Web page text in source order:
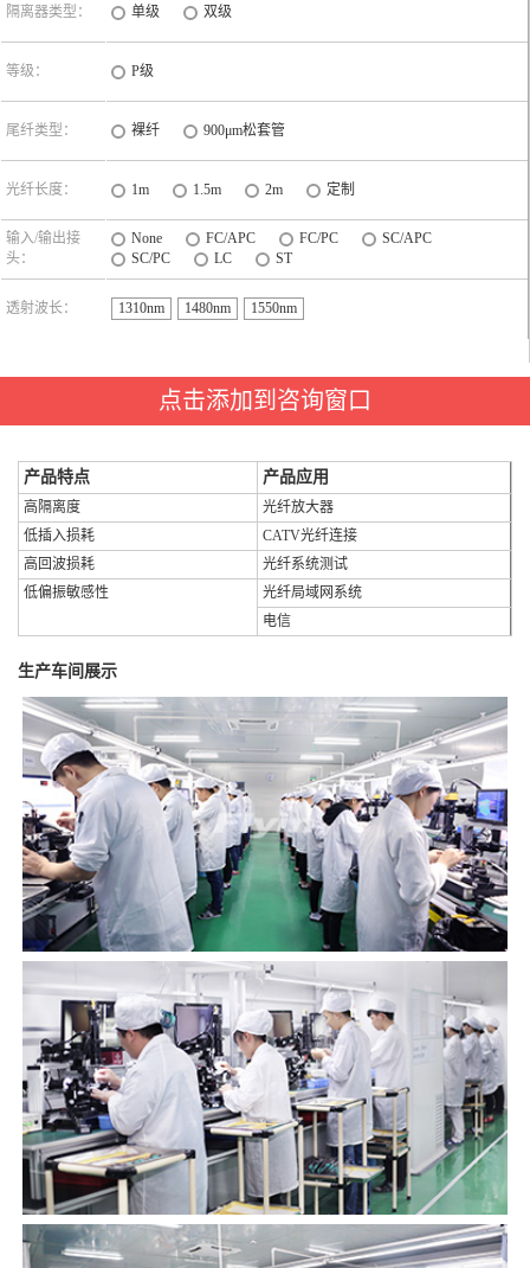
隔离器类型： 单级 双级
等级： P级
尾纤类型： 裸纤 900μm松套管
光纤长度： 1m 1.5m 2m 定制
输入/输出接
头：
None FC/APC FC/PC
SC/APC
SC/PC
LC ST
透射波长： 1310nm 1480nm 1550nm
点击添加到咨询窗口
产品特点 产品应用
高隔离度
光纤放大器
低插入损耗
CATV光纤连接
高回波损耗
光纤系统测试
低偏振敏感性
光纤局域网系统
电信
生产车间展示